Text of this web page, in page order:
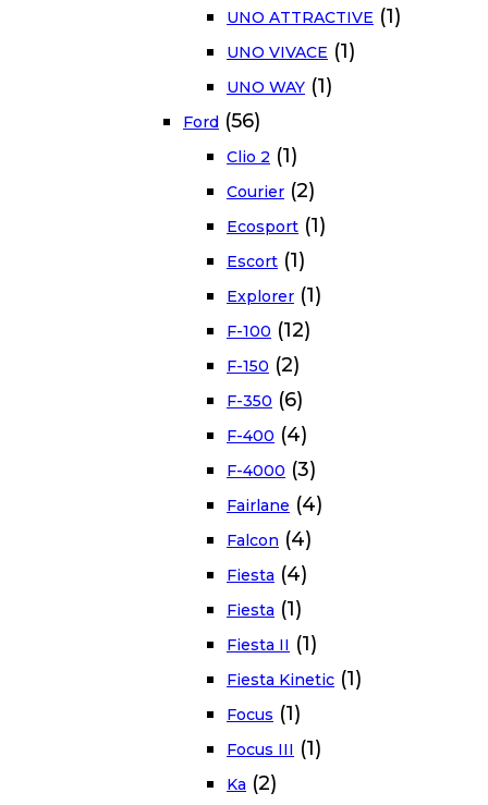
UNO ATTRACTIVE (1)
UNO VIVACE (1)
UNO WAY (1)
Ford (56)
Clio 2 (1)
Courier (2)
Ecosport (1)
Escort (1)
Explorer (1)
F-100 (12)
F-150 (2)
F-350 (6)
F-400 (4)
F-4000 (3)
Fairlane (4)
Falcon (4)
Fiesta (4)
Fiesta (1)
Fiesta II (1)
Fiesta Kinetic (1)
Focus (1)
Focus III (1)
Ka (2)